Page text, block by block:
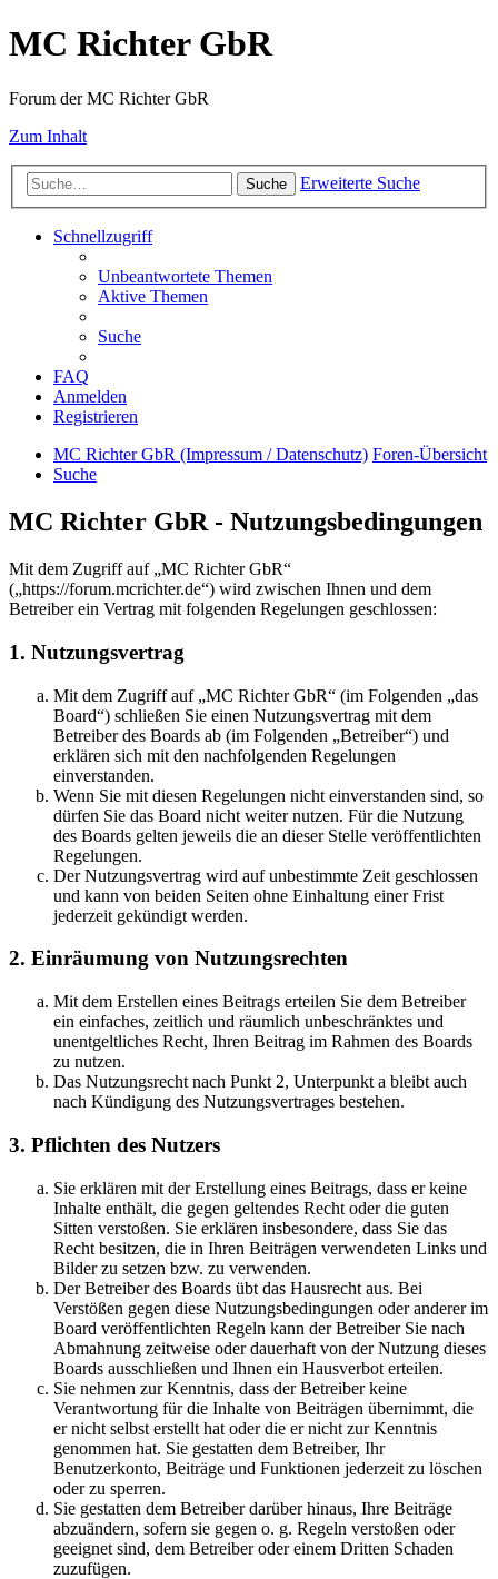
MC Richter GbR
Forum der MC Richter GbR
Zum Inhalt
Suche Erweiterte Suche
Schnellzugriff
Unbeantwortete Themen
Aktive Themen
Suche
FAQ
Anmelden
Registrieren
MC Richter GbR (Impressum / Datenschutz) Foren-Übersicht
Suche
MC Richter GbR - Nutzungsbedingungen
Mit dem Zugriff auf „MC Richter GbR“
(„https://forum.mcrichter.de“) wird zwischen Ihnen und dem
Betreiber ein Vertrag mit folgenden Regelungen geschlossen:
1. Nutzungsvertrag
Mit dem Zugriff auf „MC Richter GbR“ (im Folgenden „das
Board“) schließen Sie einen Nutzungsvertrag mit dem
Betreiber des Boards ab (im Folgenden „Betreiber“) und
erklären sich mit den nachfolgenden Regelungen
einverstanden.
Wenn Sie mit diesen Regelungen nicht einverstanden sind, so
dürfen Sie das Board nicht weiter nutzen. Für die Nutzung
des Boards gelten jeweils die an dieser Stelle veröffentlichten
Regelungen.
Der Nutzungsvertrag wird auf unbestimmte Zeit geschlossen
und kann von beiden Seiten ohne Einhaltung einer Frist
jederzeit gekündigt werden.
2. Einräumung von Nutzungsrechten
Mit dem Erstellen eines Beitrags erteilen Sie dem Betreiber
ein einfaches, zeitlich und räumlich unbeschränktes und
unentgeltliches Recht, Ihren Beitrag im Rahmen des Boards
zu nutzen.
Das Nutzungsrecht nach Punkt 2, Unterpunkt a bleibt auch
nach Kündigung des Nutzungsvertrages bestehen.
3. Pflichten des Nutzers
Sie erklären mit der Erstellung eines Beitrags, dass er keine
Inhalte enthält, die gegen geltendes Recht oder die guten
Sitten verstoßen. Sie erklären insbesondere, dass Sie das
Recht besitzen, die in Ihren Beiträgen verwendeten Links und
Bilder zu setzen bzw. zu verwenden.
Der Betreiber des Boards übt das Hausrecht aus. Bei
Verstößen gegen diese Nutzungsbedingungen oder anderer im
Board veröffentlichten Regeln kann der Betreiber Sie nach
Abmahnung zeitweise oder dauerhaft von der Nutzung dieses
Boards ausschließen und Ihnen ein Hausverbot erteilen.
Sie nehmen zur Kenntnis, dass der Betreiber keine
Verantwortung für die Inhalte von Beiträgen übernimmt, die
er nicht selbst erstellt hat oder die er nicht zur Kenntnis
genommen hat. Sie gestatten dem Betreiber, Ihr
Benutzerkonto, Beiträge und Funktionen jederzeit zu löschen
oder zu sperren.
Sie gestatten dem Betreiber darüber hinaus, Ihre Beiträge
abzuändern, sofern sie gegen o. g. Regeln verstoßen oder
geeignet sind, dem Betreiber oder einem Dritten Schaden
zuzufügen.